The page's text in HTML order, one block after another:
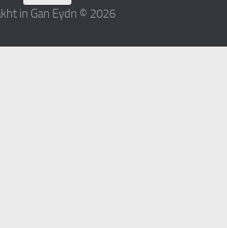
in Gan Eydn © 2026